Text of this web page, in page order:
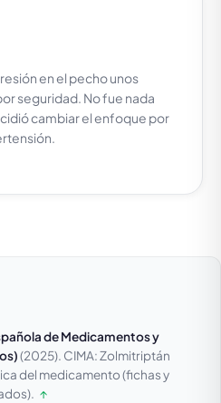
en el pecho unos
seguridad. No fue nada
cambiar el enfoque por
de Medicamentos y
(2025). CIMA: Zolmitriptán
del medicamento (fichas y
↑